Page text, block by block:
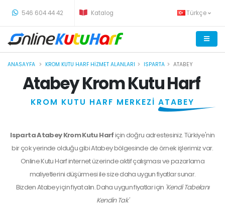
546 604 44 42 Katalog Türkçe
ANASAYFA KROM KUTU HARF HIZMET ALANLARI ISPARTA ATABEY
Atabey Krom Kutu Harf
KROM KUTU HARF MERKEZİ ATABEY
Isparta Atabey Krom Kutu Harfiçin doğru adrestesiniz. Türkiye'nin
bir çok yerinde olduğu gibi Atabey bölgesinde de örnek işlerimiz var.
Online Kutu Harf internet üzerinde aktif çalışması ve pazarlama
maliyetlerini düşürmesi ile size daha uygun fiyatlar sunar.
BizdenAtabeyiçin fiyat alın. Daha uygun fiyatlar için 'Kendi Tabelanı
Kendin Tak'